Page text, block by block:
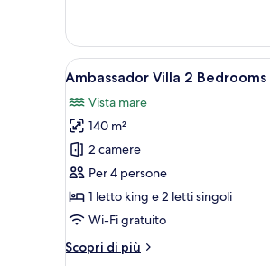
2
Bedroom
Suite
Private
Pool
Apri
tutte
le
foto
per
Ambassador
Villa
2
Bedrooms
with
15
Ambassador Villa 2
Vista mare
140 m²
2 camere
Per 4 persone
1 letto king e 2 letti singoli
Wi-Fi gratuito
Scopri di più
Altri